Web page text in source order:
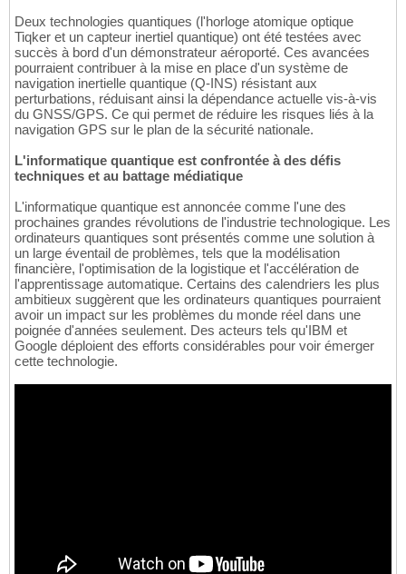
Deux technologies quantiques (l'horloge atomique optique
Tiqker et un capteur inertiel quantique) ont été testées avec
succès à bord d'un démonstrateur aéroporté. Ces avancées
pourraient contribuer à la mise en place d'un système de
navigation inertielle quantique (Q-INS) résistant aux
perturbations, réduisant ainsi la dépendance actuelle vis-à-vis
du GNSS/GPS. Ce qui permet de réduire les risques liés à la
navigation GPS sur le plan de la sécurité nationale.
L'informatique quantique est confrontée à des défis
techniques et au battage médiatique
L'informatique quantique est annoncée comme l'une des
prochaines grandes révolutions de l'industrie technologique. Les
ordinateurs quantiques sont présentés comme une solution à
un large éventail de problèmes, tels que la modélisation
financière, l'optimisation de la logistique et l'accélération de
l'apprentissage automatique. Certains des calendriers les plus
ambitieux suggèrent que les ordinateurs quantiques pourraient
avoir un impact sur les problèmes du monde réel dans une
poignée d'années seulement. Des acteurs tels qu'IBM et
Google déploient des efforts considérables pour voir émerger
cette technologie.